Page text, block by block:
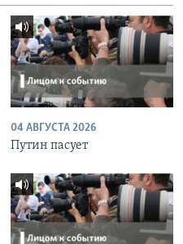
04 АВГУСТА 2026
Путин пасует